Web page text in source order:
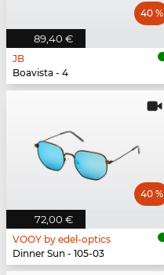
89,40 €
40 %
JB
Boavista - 4
72,00 €
40 %
VOOY by edel-optics
Dinner Sun - 105-03